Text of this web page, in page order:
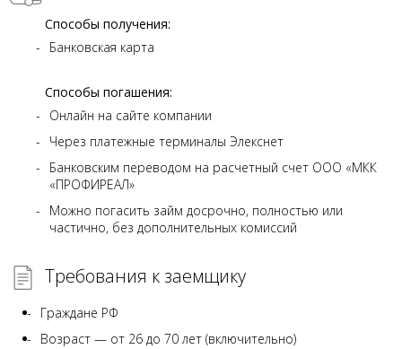
Способы получения:
Банковская карта
Способы погашения:
Онлайн на сайте компании
Через платежные терминалы Элекснет
Банковским переводом на расчетный счет ООО «МКК
«ПРОФИРЕАЛ»
Можно погасить займ досрочно, полностью или
частично, без дополнительных комиссий
Требования к заемщику
Граждане РФ
Возраст — от 26 до 70 лет (включительно)